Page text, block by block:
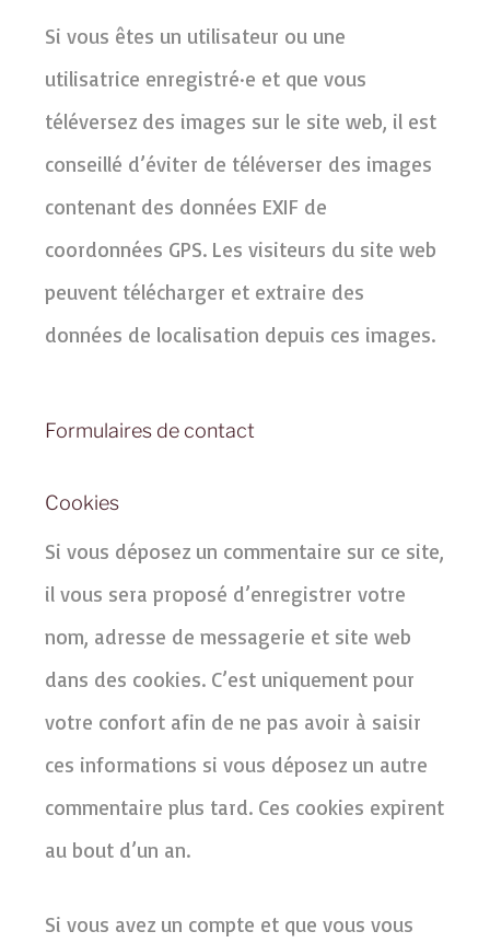
Si vous êtes un utilisateur ou une
utilisatrice enregistré·e et que vous
téléversez des images sur le site web, il est
conseillé d’éviter de téléverser des images
contenant des données EXIF de
coordonnées GPS. Les visiteurs du site web
peuvent télécharger et extraire des
données de localisation depuis ces images.
Formulaires de contact
Cookies
Si vous déposez un commentaire sur ce site,
il vous sera proposé d’enregistrer votre
nom, adresse de messagerie et site web
dans des cookies. C’est uniquement pour
votre confort afin de ne pas avoir à saisir
ces informations si vous déposez un autre
commentaire plus tard. Ces cookies expirent
au bout d’un an.
Si vous avez un compte et que vous vous